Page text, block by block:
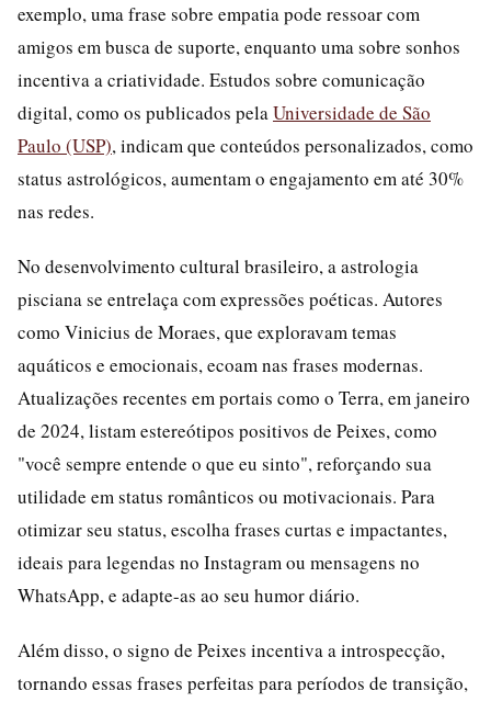
exemplo, uma frase sobre empatia pode ressoar com
amigos em busca de suporte, enquanto uma sobre sonhos
incentiva a criatividade. Estudos sobre comunicação
digital, como os publicados pelaUniversidade de São
Paulo (USP), indicam que conteúdos personalizados, como
status astrológicos, aumentam o engajamento em até 30%
nas redes.
No desenvolvimento cultural brasileiro, a astrologia
pisciana se entrelaça com expressões poéticas. Autores
como Vinicius de Moraes, que exploravam temas
aquáticos e emocionais, ecoam nas frases modernas.
Atualizações recentes em portais como o Terra, em janeiro
de 2024, listam estereótipos positivos de Peixes, como
"você sempre entende o que eu sinto", reforçando sua
utilidade em status românticos ou motivacionais. Para
otimizar seu status, escolha frases curtas e impactantes,
ideais para legendas no Instagram ou mensagens no
WhatsApp, e adapte-as ao seu humor diário.
Além disso, o signo de Peixes incentiva a introspecção,
tornando essas frases perfeitas para períodos de transição,